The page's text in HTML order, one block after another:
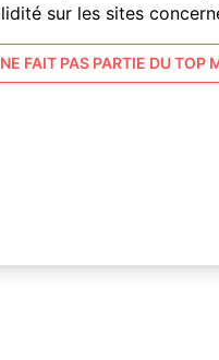
sur les sites
FAIT PAS PARTIE DU